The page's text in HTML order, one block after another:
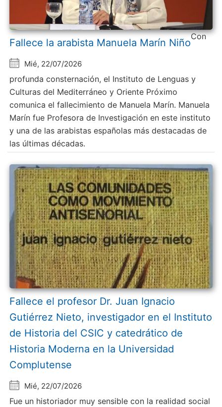
Fallece la arabista Manuela Marín Niño
Mié, 22/07/2026
Con
profunda consternación, el Instituto de Lenguas y
Culturas del Mediterráneo y Oriente Próximo
comunica el fallecimiento de Manuela Marín. Manuela
Marín fue Profesora de Investigación en este instituto
y una de las arabistas españolas más destacadas de
las últimas décadas.
Fallece el profesor Dr. Juan Ignacio
Gutiérrez Nieto, investigador en el Instituto
de Historia del CSIC y catedrático de
Historia Moderna en la Universidad
Complutense
Mié, 22/07/2026
Fue un historiador muy sensible con la realidad social